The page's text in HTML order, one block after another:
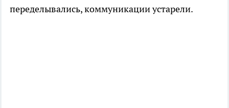
переделывались, коммуникации устарели.